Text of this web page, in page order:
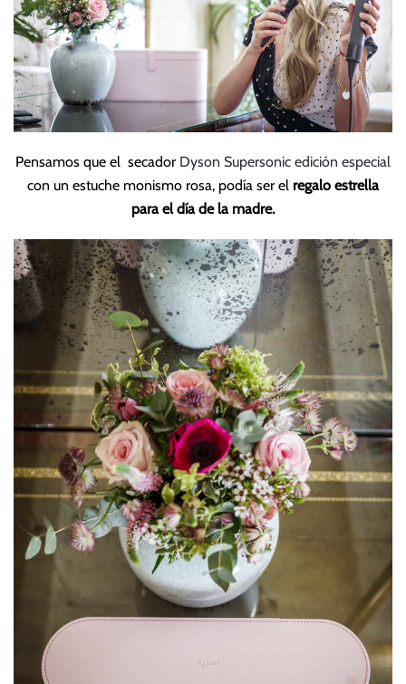
Pensamos que el secador Dyson Supersonic edición especial
con un estuche monismo rosa, podía ser el regalo estrella
para el día de la madre.